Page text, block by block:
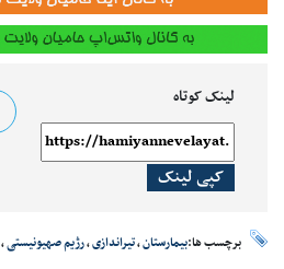
لینک کوتاه
کپی لینک
برچسب ها:بیمارستان،تیراندازی،رژیم صهیونیستی،